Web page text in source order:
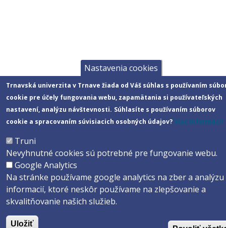
Nastavenia cookies
Trnavská univerzita v Trnave žiada od Váš súhlas s používaním
cookie pre účely fungovania webu, zapamätania si používateľských
nastavení, analýzu návštevnosti. Súhlasíte s používaním súborov
cookie a spracovaním súvisiacich osobných údajov?Viac informácií
Truni
Nevyhnutné cookies sú potrebné pre fungovanie webu.
Google Analytics
Na stránke používame google analytics na zber a analýzu
informacií, ktoré neskôr používame na zlepšovanie a
skvalitňovanie našich služieb.
Uložiť